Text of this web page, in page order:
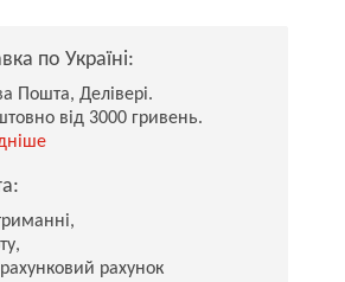
по Україні:
Пошта, Делівері.
від 3000 гривень.
рахунок